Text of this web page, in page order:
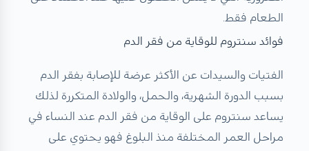
الطعام فقط.
فوائد سنتروم للوقاية من فقر الدم
الفتيات والسيدات عن الأكثر عرضة للإصابة بفقر الدم
بسبب الدورة الشهرية، والحمل، والولادة المتكررة لذلك
يساعد سنتروم على الوقاية من فقر الدم عند النساء في
مراحل العمر المختلفة منذ البلوغ فهو يحتوي على